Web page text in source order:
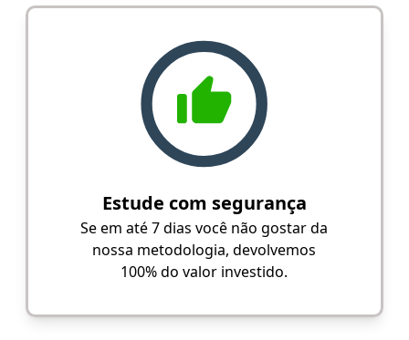
Estude com segurança
Se em até 7 dias você não gostar da
nossa metodologia, devolvemos
100% do valor investido.